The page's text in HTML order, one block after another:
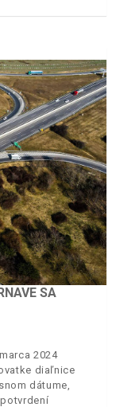
SA
2024
diaľnice
dátume,